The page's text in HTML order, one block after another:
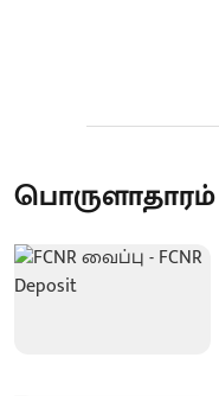
பொருளாதாரம்